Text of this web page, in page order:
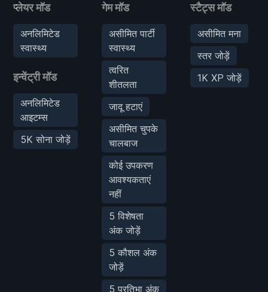
प्लेयर मॉड
अनलिमिटेड
स्वास्थ्य
इन्वेंट्री मॉड
अनलिमिटेड
आइटम्स
5K सोना जोड़ें
गेम मॉड
असीमित पार्टी
स्वास्थ्य
त्वरित
शीतलता
जादू हटाएं
असीमित चुपके
चालबाज
कोई उपकरण
आवश्यकताएं
नहीं
5 विशेषता
अंक जोड़ें
5 कौशल अंक
जोड़ें
5 प्रतिभा अंक
स्टैट्स मॉड
असीमित मना
स्तर जोड़ें
1K XP जोड़ें